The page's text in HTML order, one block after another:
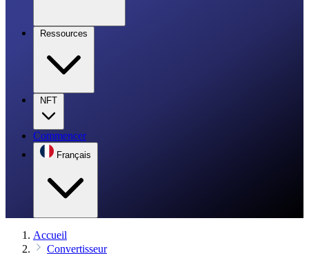
Ressources
NFT
Commencer
Français
Accueil
Convertisseur